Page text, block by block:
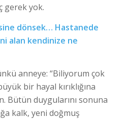
gerek yok.
dönsek… Hastanede
alan kendinize ne
anneye: “Biliyorum çok
bir hayal kırıklığına
Bütün duygularını sonuna
kalk, yeni doğmuş